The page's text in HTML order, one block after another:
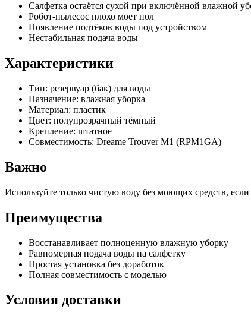
Салфетка остаётся сухой при включённой влажной
Робот-пылесос плохо моет пол
Появление подтёков воды под устройством
Нестабильная подача воды
Характеристики
Тип: резервуар (бак) для воды
Назначение: влажная уборка
Материал: пластик
Цвет: полупрозрачный тёмный
Крепление: штатное
Совместимость: Dreame Trouver M1 (RPM1GA)
Важно
Используйте только чистую воду без моющих средств,
Преимущества
Восстанавливает полноценную влажную уборку
Равномерная подача воды на салфетку
Простая установка без доработок
Полная совместимость с моделью
Условия доставки